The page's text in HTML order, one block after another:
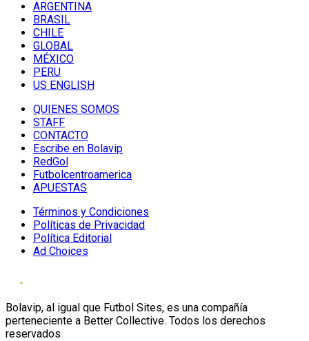
ARGENTINA
BRASIL
CHILE
GLOBAL
MÉXICO
PERU
US ENGLISH
QUIENES SOMOS
STAFF
CONTACTO
Escribe en Bolavip
RedGol
Futbolcentroamerica
APUESTAS
Términos y Condiciones
Políticas de Privacidad
Política Editorial
Ad Choices
Bolavip, al igual que Futbol Sites, es una compañía
perteneciente a Better Collective. Todos los derechos
reservados